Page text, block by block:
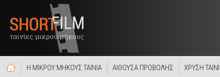
Η ΜΙΚΡΟΥ ΜΗΚΟΥΣ ΤΑΙΝΙΑ ΑΙΘΟΥΣΑ ΠΡΟΒΟΛΗΣ ΧΡΥΣΗ